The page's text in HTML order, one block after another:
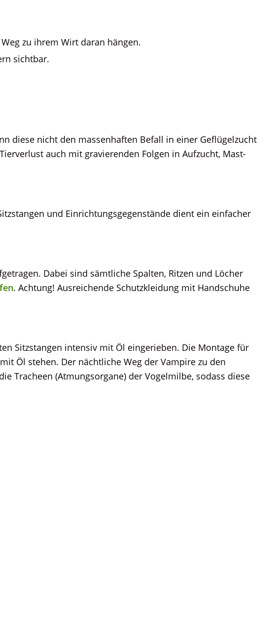
zu ihrem Wirt daran hängen.
sichtbar.
diese nicht den massenhaften Befall in einer Geflügelzucht
auch mit gravierenden Folgen in Aufzucht, Mast-
und Einrichtungsgegenstände dient ein einfacher
Dabei sind sämtliche Spalten, Ritzen und Löcher
. Achtung! Ausreichende Schutzkleidung mit Handschuhe
Sitzstangen intensiv mit Öl eingerieben. Die Montage für
Öl stehen. Der nächtliche Weg der Vampire zu den
Tracheen (Atmungsorgane) der Vogelmilbe, sodass diese